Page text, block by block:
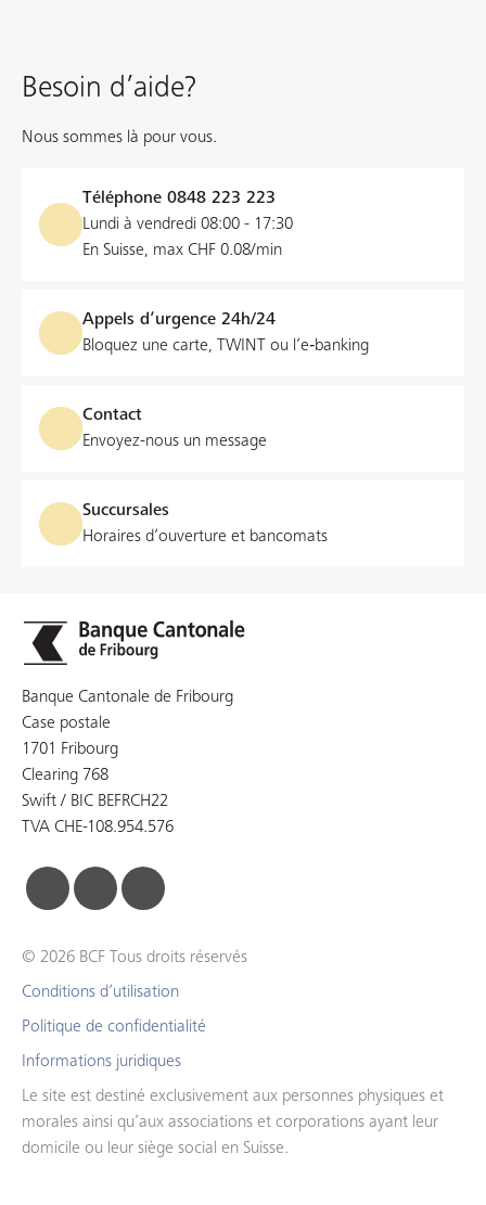
Besoin d’aide?
Nous sommes là pour vous.
Téléphone 0848 223 223
Lundi à vendredi 08:00 - 17:30
En Suisse, max CHF 0.08/min
Appels d’urgence 24h/24
Bloquez une carte, TWINT ou l’e‑banking
Contact
Envoyez-nous un message
Succursales
Horaires d’ouverture et bancomats
Banque Cantonale de Fribourg
Case postale
1701 Fribourg
Clearing 768
Swift / BIC BEFRCH22
TVA CHE-108.954.576
© 2026 BCF Tous droits réservés
Conditions d’utilisation
Politique de confidentialité
Informations juridiques
Le site est destiné exclusivement aux personnes physiques et
morales ainsi qu’aux associations et corporations ayant leur
domicile ou leur siège social en Suisse.